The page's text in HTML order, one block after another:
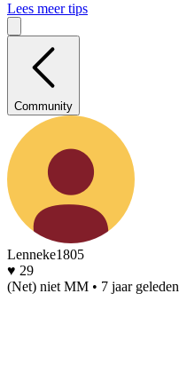
Lees meer tips
Community
Lenneke1805
♥ 29
(Net) niet MM • 7 jaar geleden